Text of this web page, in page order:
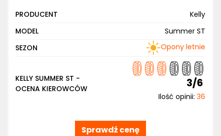
PRODUCENT
Kelly
MODEL
Summer ST
SEZON
Opony letnie
KELLY SUMMER ST -
OCENA KIEROWCÓW
3/6
Ilość opinii: 36
Sprawdź cenę